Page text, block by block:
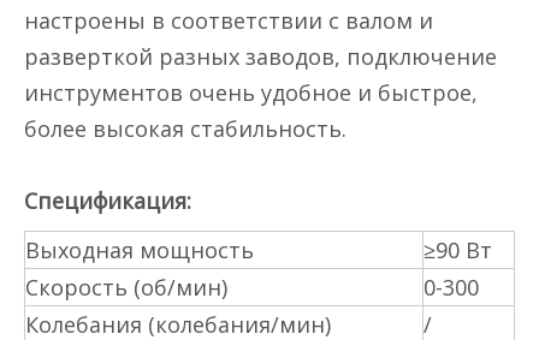
настроены в соответствии с валом и
разверткой разных заводов, подключение
инструментов очень удобное и быстрое,
более высокая стабильность.
Спецификация:
Выходная мощность
≥90 Вт
Скорость (об/мин)
0-300
Колебания (колебания/мин)
/